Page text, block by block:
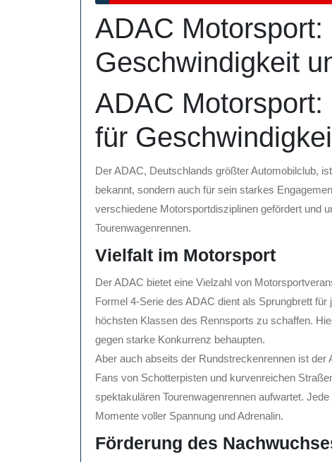
März
2025
ADAC
Geschwindigkeit
ADAC
für
Der ADAC, Deutschlands größter Automobilclub,
bekannt, sondern auch für sein starkes
verschiedene Motorsportdisziplinen gefördert und
Tourenwagenrennen.
Vielfalt im Motorsport
Der ADAC bietet eine Vielzahl von
Formel 4-Serie des ADAC dient als Sprungbrett
höchsten Klassen des Rennsports zu schaffen.
gegen starke Konkurrenz behaupten.
Aber auch abseits der Rundstreckenrennen ist
Fans von Schotterpisten und kurvenreichen
spektakulären Tourenwagenrennen aufwartet.
Momente voller Spannung und Adrenalin.
Förderung des